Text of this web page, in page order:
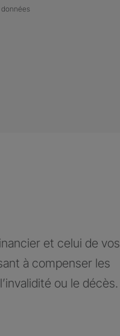
et celui de vos
à compenser les
ou le décès.